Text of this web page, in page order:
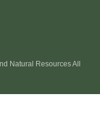
Natural Resources All